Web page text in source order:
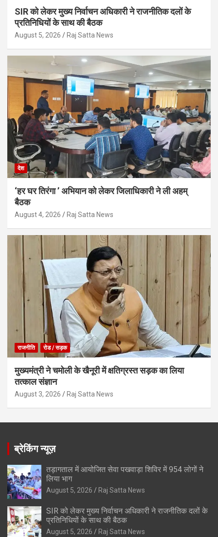
SIR को लेकर मुख्य निर्वाचन अधिकारी ने राजनीतिक दलों के
प्रतिनिधियों के साथ की बैठक
August 5, 2026 Raj Satta News
देश
‘हर घर तिरंगा ’ अभियान को लेकर जिलाधिकारी ने ली अहम्
बैठक
August 4, 2026 Raj Satta News
राजनीति रोड / सड़क
मुख्यमंत्री ने चमोली के खैनूरी में क्षतिग्रस्त सड़क का लिया
तत्काल संज्ञान
August 3, 2026 Raj Satta News
ब्रेकिंग न्यूज़
तड़ागताल में आयोजित सेवा पखवाड़ा शिविर में 954 लोगों ने
लिया भाग
August 5, 2026 Raj Satta News
SIR को लेकर मुख्य निर्वाचन अधिकारी ने राजनीतिक दलों के
प्रतिनिधियों के साथ की बैठक
August 5, 2026 Raj Satta News